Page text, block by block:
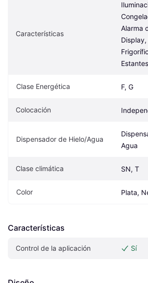
Características
Alarma
Clase Energética F, G
Colocación
Dispensador de Hielo/Agua
Agua
Clase climática SN, T
Color Plata,
Características
Control de la aplicación Sí